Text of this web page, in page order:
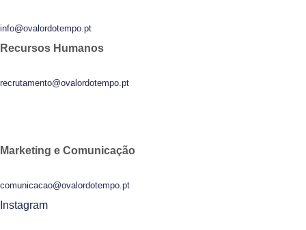
info@ovalordotempo.pt
Recursos Humanos
recrutamento@ovalordotempo.pt
Marketing e Comunicação
comunicacao@ovalordotempo.pt
Instagram